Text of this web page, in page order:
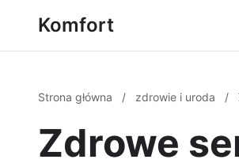
Komfort
Strona główna / zdrowie i uroda /
Zdrowe